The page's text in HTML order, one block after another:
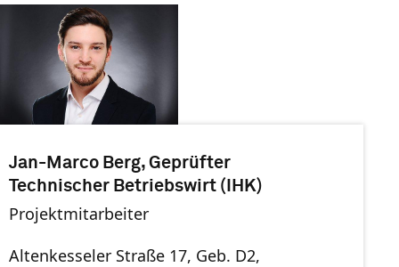
Jan-Marco Berg, Geprüfter
Technischer Betriebswirt (IHK)
Projektmitarbeiter
Altenkesseler Straße 17, Geb. D2,